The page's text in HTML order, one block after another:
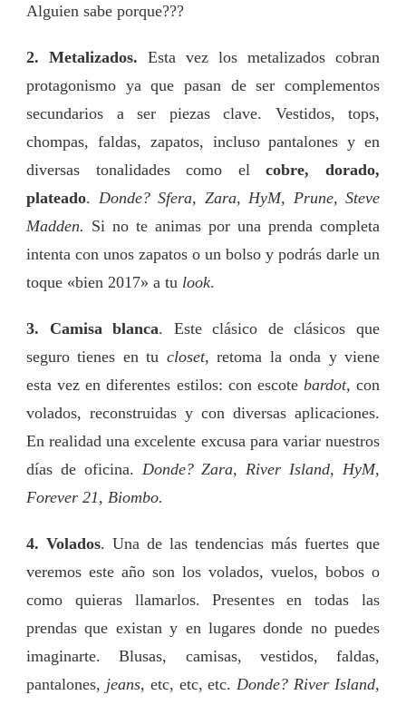
Alguien sabe porque???
2. Metalizados. Esta vez los metalizados cobran
protagonismo ya que pasan de ser complementos
secundarios a ser piezas clave. Vestidos, tops,
chompas, faldas, zapatos, incluso pantalones y en
diversas tonalidades como elcobre, dorado,
plateado. Donde? Sfera, Zara, HyM, Prune, Steve
Madden. Si no te animas por una prenda completa
intenta con unos zapatos o un bolso y podrás darle un
toque «bien 2017» a tu look.
3. Camisa blanca. Este clásico de clásicos que
seguro tienes en tu closet, retoma la onda y viene
esta vez en diferentes estilos: con escote bardot, con
volados, reconstruidas y con diversas aplicaciones.
En realidad una excelente excusa para variar nuestros
días de oficina. Donde? Zara, River Island, HyM,
Forever 21, Biombo.
4. Volados. Una de las tendencias más fuertes que
veremos este año son los volados, vuelos, bobos o
como quieras llamarlos. Presentes en todas las
prendas que existan y en lugares donde no puedes
imaginarte. Blusas, camisas, vestidos, faldas,
pantalones, jeans, etc, etc, etc. Donde? River Island,